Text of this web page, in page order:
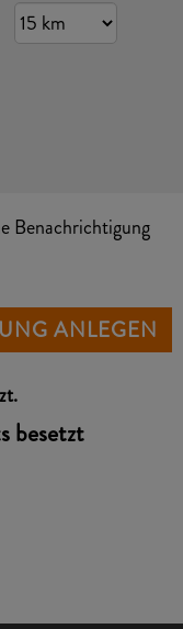
Benachrichtigung
ANLEGEN
besetzt